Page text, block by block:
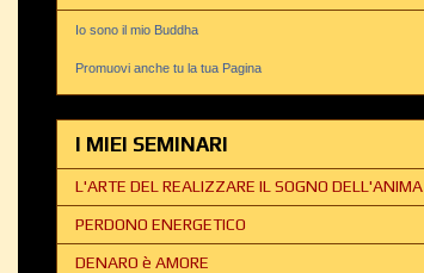
Io sono il mio Buddha
Promuovi anche tu la tua Pagina
I MIEI SEMINARI
L'ARTE DEL REALIZZARE IL SOGNO DELL'ANIMA
PERDONO ENERGETICO
DENARO è AMORE